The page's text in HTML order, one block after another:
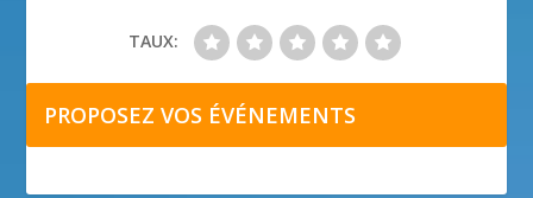
TAUX:
PROPOSEZ VOS ÉVÉNEMENTS